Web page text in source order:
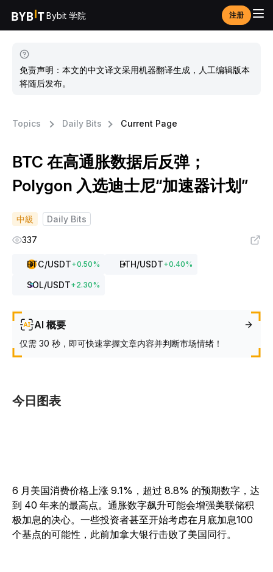
Bybit 学院 注册
免责声明：本文的中文译文采用机器翻译生成，人工编辑版本
将随后发布。
Topics Daily Bits Current Page
BTC 在高通胀数据后反弹；
Polygon 入选迪士尼“加速器计划”
中級
Daily Bits
337
BTC/USDT+0.50% ETH/USDT+0.40%
SOL/USDT+2.30%
AI 概要
仅需 30 秒，即可快速掌握文章内容并判断市场情绪！
今日图表
6 月美国消费价格上涨 9.1%，超过 8.8% 的预期数字，达
到 40 年来的最高点。通胀数字飙升可能会增强美联储积
极加息的决心。一些投资者甚至开始考虑在月底加息100
个基点的可能性，此前加拿大银行击败了美国同行。